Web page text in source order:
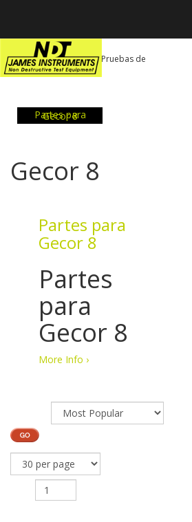
Uste esta aqui:Home>Pruebas de
Corrosión>Gecor 8
Partes para Gecor 8
Gecor 8
Partes para
Gecor 8
Partes
para
Gecor 8
More Info ›